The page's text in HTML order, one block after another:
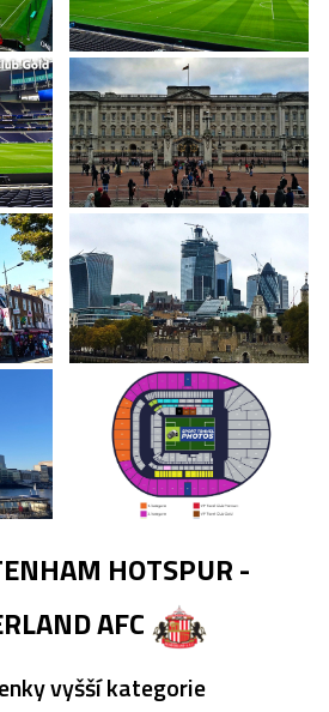
HOTSPUR -
AFC
vyšší kategorie